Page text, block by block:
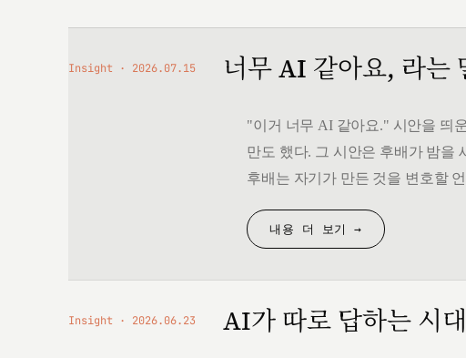
Insight 2026.07.15 너무 AI 같아요, 라는
"이거 너무 AI 같아요." 시안을 띄
만도 했다. 그 시안은 후배가 밤을
후배는 자기가 만든 것을 변호할
내용 더 보기 →
Insight 2026.06.23 AI가 따로 답하는 시